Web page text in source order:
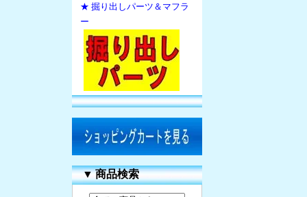
★ 掘り出しパーツ＆マフラ
ー
▼商品検索